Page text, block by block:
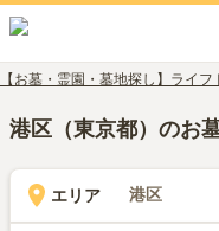
【お墓・霊園・墓地探し】ライフ
港区（東京都）のお
エリア 港区